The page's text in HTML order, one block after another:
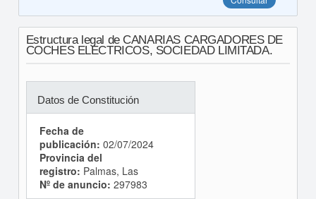
Estructura legal de CANARIAS CARGADORES DE
COCHES ELECTRICOS, SOCIEDAD LIMITADA.
Datos de Constitución
Fecha de
publicación: 02/07/2024
Provincia del
registro: Palmas, Las
Nº de anuncio: 297983